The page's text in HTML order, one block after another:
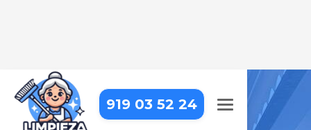
919 03 52 24